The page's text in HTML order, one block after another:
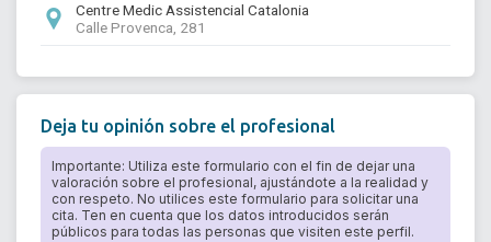
Centre Medic Assistencial Catalonia
Calle Provenca, 281
Deja tu opinión sobre el profesional
Importante: Utiliza este formulario con el fin de dejar una
valoración sobre el profesional, ajustándote a la realidad y
con respeto. No utilices este formulario para solicitar una
cita. Ten en cuenta que los datos introducidos serán
públicos para todas las personas que visiten este perfil.